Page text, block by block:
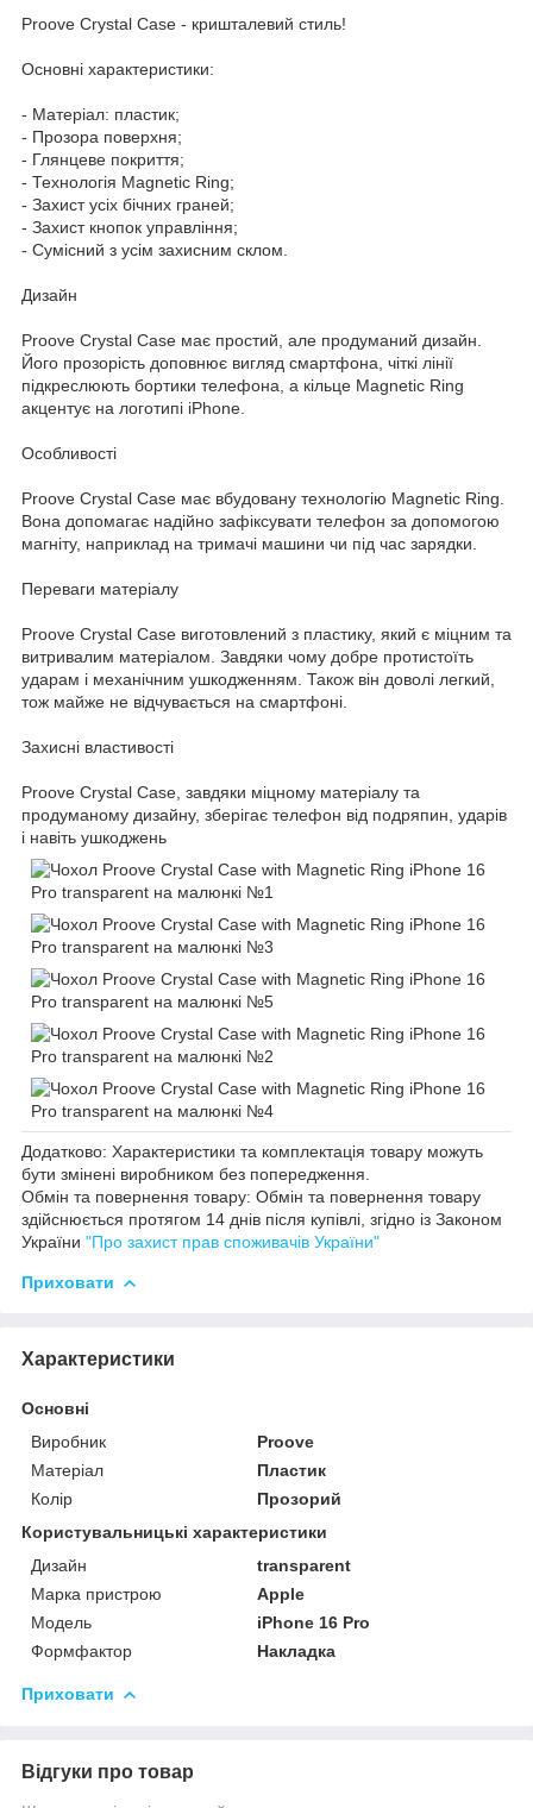
Proove Crystal Case - кришталевий стиль!
Основні характеристики:
- Матеріал: пластик;
- Прозора поверхня;
- Глянцеве покриття;
- Технологія Magnetic Ring;
- Захист усіх бічних граней;
- Захист кнопок управління;
- Сумісний з усім захисним склом.
Дизайн
Proove Crystal Case має простий, але продуманий дизайн.
Його прозорість доповнює вигляд смартфона, чіткі лінії
підкреслюють бортики телефона, а кільце Magnetic Ring
акцентує на логотипі iPhone.
Особливості
Proove Crystal Case має вбудовану технологію Magnetic Ring.
Вона допомагає надійно зафіксувати телефон за допомогою
магніту, наприклад на тримачі машини чи під час зарядки.
Переваги матеріалу
Proove Crystal Case виготовлений з пластику, який є міцним та
витривалим матеріалом. Завдяки чому добре протистоїть
ударам і механічним ушкодженням. Також він доволі легкий,
тож майже не відчувається на смартфоні.
Захисні властивості
Proove Crystal Case, завдяки міцному матеріалу та
продуманому дизайну, зберігає телефон від подряпин, ударів
і навіть ушкоджень
Додатково: Характеристики та комплектація товару можуть
бути змінені виробником без попередження.
Обмін та повернення товару: Обмін та повернення товару
здійснюється протягом 14 днів після купівлі, згідно із Законом
України "Про захист прав споживачів України"
Приховати
Характеристики
Основні
Виробник
Proove
Матеріал
Пластик
Колір
Прозорий
Користувальницькі характеристики
Дизайн
transparent
Марка пристрою
Apple
Мoдель
iPhone 16 Pro
Формфактор
Накладка
Приховати
Відгуки про товар